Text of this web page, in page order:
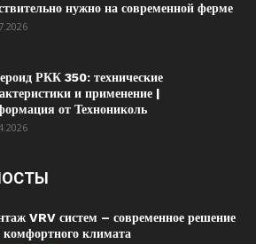
нужно на современной ферме
РКК 350: технические
и применение |
от Технониколь
VRV систем – современное решение
комфортного климата